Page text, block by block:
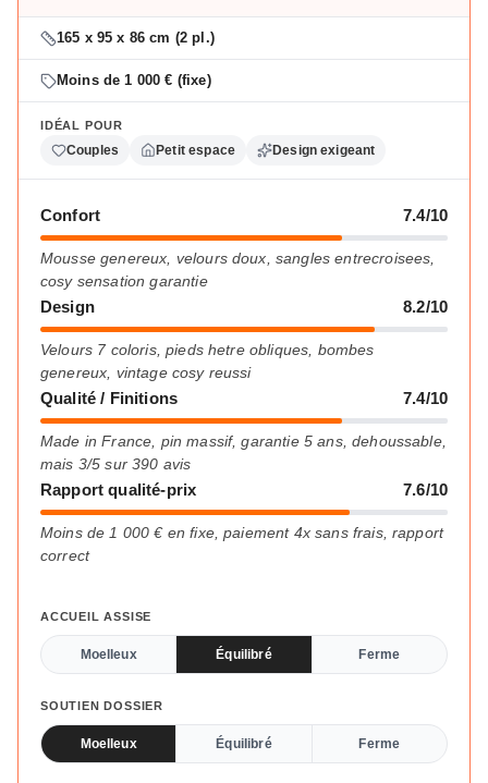
165 x 95 x 86 cm (2 pl.)
Moins de 1 000 € (fixe)
IDÉAL POUR
Couples Petit espace Design exigeant
Confort 7.4/10
Mousse genereux, velours doux, sangles entrecroisees,
cosy sensation garantie
Design 8.2/10
Velours 7 coloris, pieds hetre obliques, bombes
genereux, vintage cosy reussi
Qualité / Finitions 7.4/10
Made in France, pin massif, garantie 5 ans, dehoussable,
mais 3/5 sur 390 avis
Rapport qualité-prix 7.6/10
Moins de 1 000 € en fixe, paiement 4x sans frais, rapport
correct
ACCUEIL ASSISE
Moelleux Équilibré Ferme
SOUTIEN DOSSIER
Moelleux Équilibré Ferme